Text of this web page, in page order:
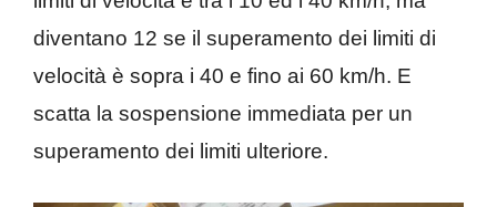
diventano 12 se il superamento dei limiti di
velocità è sopra i 40 e fino ai 60 km/h. E
scatta la sospensione immediata per un
superamento dei limiti ulteriore.